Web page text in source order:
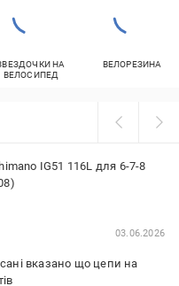
НА
ВЕЛОСИПЕД
ВЕЛОРЕЗИНА
IG51 116L для 6-7-8
03.06.2026
вказано що цепи на